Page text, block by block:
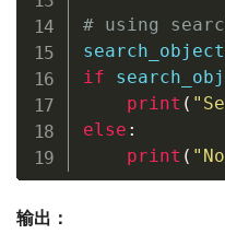
# using
search_object
if
print (
else :
print (
输出：